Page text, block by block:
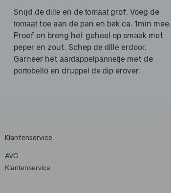
Snijd de dille en de tomaatgrof. Voeg de
tomaattoe aan de pan en bak ca. 1min mee.
Proef en breng het geheel op smaak met
peper en zout. Schep de dille erdoor.
Garneer het aardappelpannetje met de
portobelloen druppel de diperover.
Klantenservice
AVG
Klantenservice